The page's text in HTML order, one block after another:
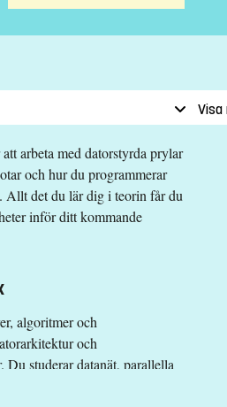
Visa
arbeta med datorstyrda prylar
och hur du programmerar
Allt det du lär dig i teorin får du
inför ditt kommande
algoritmer och
och
studerar datanät, parallella
system. Parallellt med de